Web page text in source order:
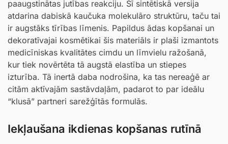
paaugstinātas jutības reakciju. Šī sintētiskā versija
atdarina dabiskā kaučuka molekulāro struktūru, taču tai
ir augstāks tīrības līmenis. Papildus ādas kopšanai un
dekoratīvajai kosmētikai šis materiāls ir plaši izmantots
medicīniskas kvalitātes cimdu un līmvielu ražošanā,
kur tiek novērtēta tā augstā elastība un stiepes
izturība. Tā inertā daba nodrošina, ka tas nereaģē ar
citām aktīvajām sastāvdaļām, padarot to par ideālu
“klusā” partneri sarežģītās formulās.
Iekļaušana ikdienas kopšanas rutīnā